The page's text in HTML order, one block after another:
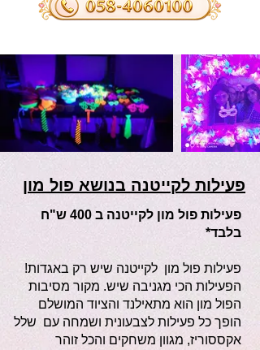
פעילות לקייטנה בנושא פול מון
פעילות פול מון לקייטנה ב 400 ש"ח
בלבד*
פעילות פול מון לקייטנה שיש רק באגדות!
הפעילות הכי מגניבה שיש. מקור מסיבות
הפול מון הוא מתאילנד והציוד המושלם
הופך כל פעילות לצבעונית ושמחה עם שלל
אקססוריז, מגוון משחקים והכל זוהר